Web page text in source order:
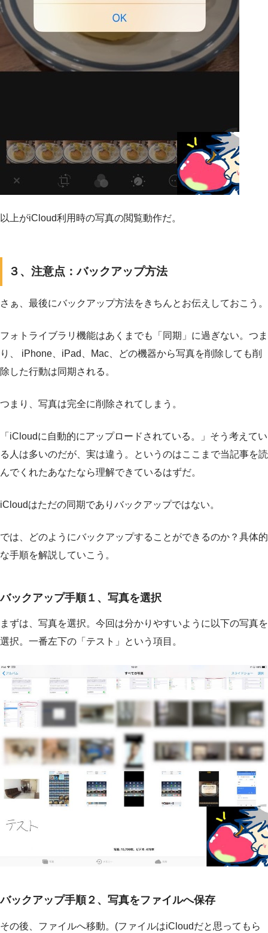
以上がiCloud利用時の写真の閲覧動作だ。
３、注意点：バックアップ方法
さぁ、最後にバックアップ方法をきちんとお伝えしておこう。
フォトライブラリ機能はあくまでも「同期」に過ぎない。つま
り、 iPhone、iPad、Mac、どの機器から写真を削除しても削
除した行動は同期される。
つまり、写真は完全に削除されてしまう。
「iCloudに自動的にアップロードされている。」そう考えてい
る人は多いのだが、実は違う。というのはここまで当記事を読
んでくれたあなたなら理解できているはずだ。
iCloudはただの同期でありバックアップではない。
では、どのようにバックアップすることができるのか？具体的
な手順を解説していこう。
バックアップ手順１、写真を選択
まずは、写真を選択。今回は分かりやすいように以下の写真を
選択。一番左下の「テスト」という項目。
バックアップ手順２、写真をファイルへ保存
その後、ファイルへ移動。(ファイルはiCloudだと思ってもら